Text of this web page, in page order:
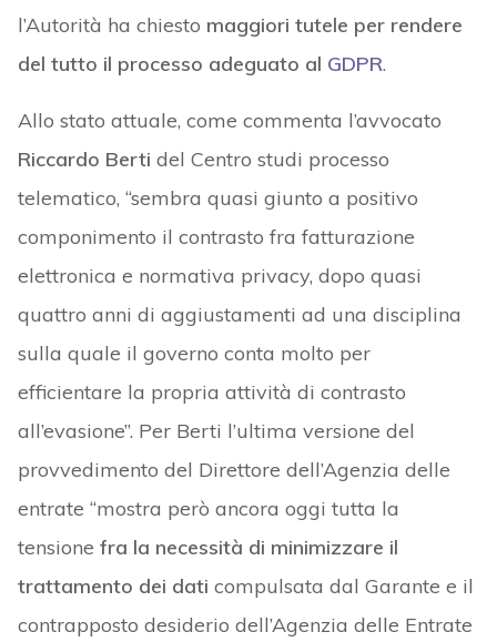
l’Autorità ha chiesto maggiori tutele per rendere
del tutto il processo adeguato al GDPR.
Allo stato attuale, come commenta l’avvocato
Riccardo Berti del Centro studi processo
telematico, “sembra quasi giunto a positivo
componimento il contrasto fra fatturazione
elettronica e normativa privacy, dopo quasi
quattro anni di aggiustamenti ad una disciplina
sulla quale il governo conta molto per
efficientare la propria attività di contrasto
all’evasione”. Per Berti l’ultima versione del
provvedimento del Direttore dell’Agenzia delle
entrate “mostra però ancora oggi tutta la
tensione fra la necessità di minimizzare il
trattamento dei dati compulsata dal Garante e il
contrapposto desiderio dell’Agenzia delle Entrate